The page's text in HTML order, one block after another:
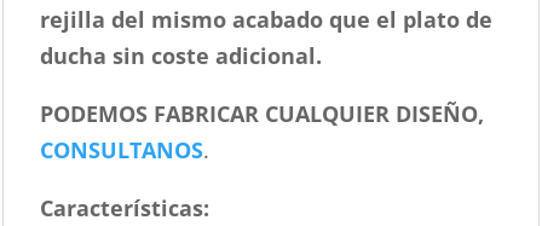
rejilla del mismo acabado que el plato de
ducha sin coste adicional.
PODEMOS FABRICAR CUALQUIER DISEÑO,
CONSULTANOS.
Características: